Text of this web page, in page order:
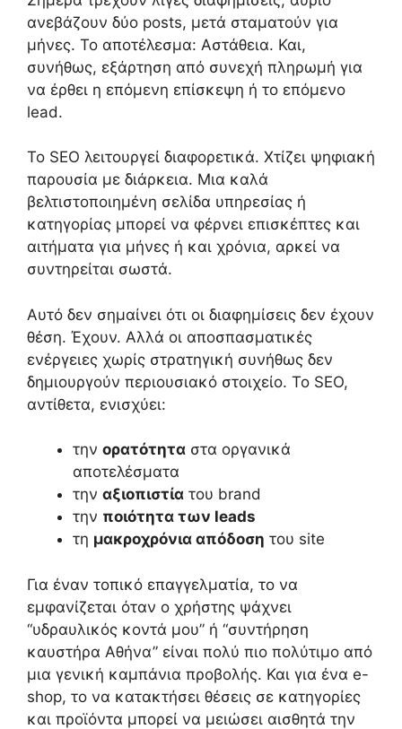
ανεβάζουν δύο posts, μετά σταματούν για
μήνες. Το αποτέλεσμα: Αστάθεια. Και,
συνήθως, εξάρτηση από συνεχή πληρωμή για
να έρθει η επόμενη επίσκεψη ή το επόμενο
lead.
Το SEO λειτουργεί διαφορετικά. Χτίζει ψηφιακή
παρουσία με διάρκεια. Μια καλά
βελτιστοποιημένη σελίδα υπηρεσίας ή
κατηγορίας μπορεί να φέρνει επισκέπτες και
αιτήματα για μήνες ή και χρόνια, αρκεί να
συντηρείται σωστά.
Αυτό δεν σημαίνει ότι οι διαφημίσεις δεν έχουν
θέση. Έχουν. Αλλά οι αποσπασματικές
ενέργειες χωρίς στρατηγική συνήθως δεν
δημιουργούν περιουσιακό στοιχείο. Το SEO,
αντίθετα, ενισχύει:
την ορατότητα στα οργανικά
αποτελέσματα
την αξιοπιστία του brand
την ποιότητα των leads
τη μακροχρόνια απόδοση του site
Για έναν τοπικό επαγγελματία, το να
εμφανίζεται όταν ο χρήστης ψάχνει
“υδραυλικός κοντά μου” ή “συντήρηση
καυστήρα Αθήνα” είναι πολύ πιο πολύτιμο από
μια γενική καμπάνια προβολής. Και για ένα e-
shop, το να κατακτήσει θέσεις σε κατηγορίες
και προϊόντα μπορεί να μειώσει αισθητά την